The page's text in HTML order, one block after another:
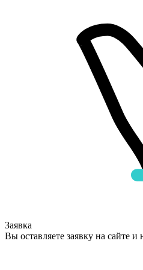
Заявка
Вы оставляете заявку на сайте